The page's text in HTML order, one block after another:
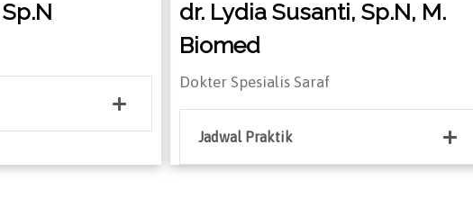
Sp.N
dr. Lydia Susanti, Sp.N, M.
Biomed
Dokter Spesialis Saraf
Jadwal Praktik